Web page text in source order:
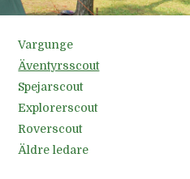
Vargunge
Äventyrsscout
Spejarscout
Explorerscout
Roverscout
Äldre ledare